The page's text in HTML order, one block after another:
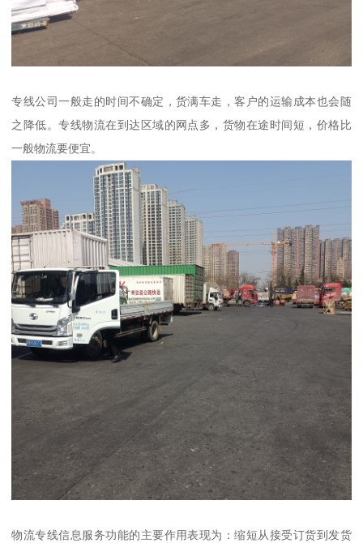
专线公司一般走的时间不确定，货满车走，客户的运输成本也会随
之降低。专线物流在到达区域的网点多，货物在途时间短，价格比
一般物流要便宜。
物流专线信息服务功能的主要作用表现为：缩短从接受订货到发货